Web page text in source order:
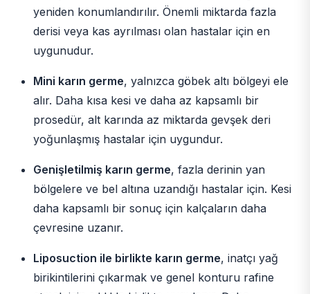
yeniden konumlandırılır. Önemli miktarda fazla
derisi veya kas ayrılması olan hastalar için en
uygunudur.
Mini karın germe, yalnızca göbek altı bölgeyi ele
alır. Daha kısa kesi ve daha az kapsamlı bir
prosedür, alt karında az miktarda gevşek deri
yoğunlaşmış hastalar için uygundur.
Genişletilmiş karın germe, fazla derinin yan
bölgelere ve bel altına uzandığı hastalar için. Kesi
daha kapsamlı bir sonuç için kalçaların daha
çevresine uzanır.
Liposuction ile birlikte karın germe, inatçı yağ
birikintilerini çıkarmak ve genel konturu rafine